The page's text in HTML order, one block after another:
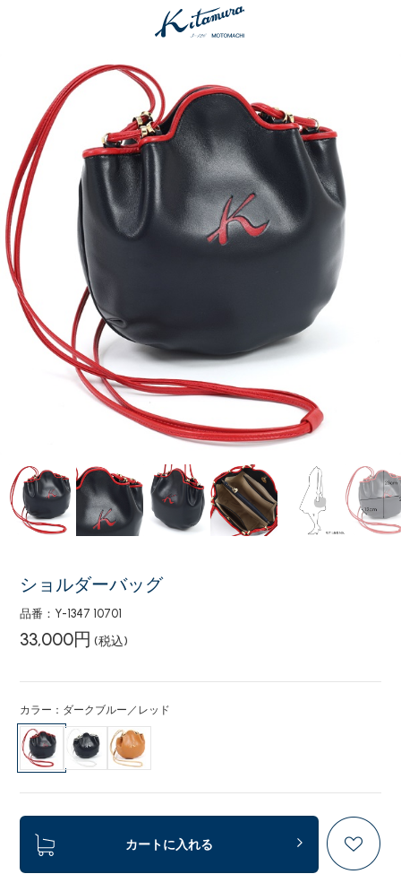
ショルダーバッグ
品番：Y-1347 10701
33,000円 (税込)
カラー：ダークブルー／レッド
カートに入れる